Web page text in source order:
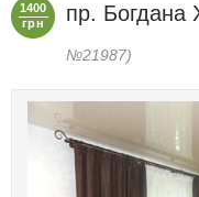
1400
грн
пр. Богдана
№21987)